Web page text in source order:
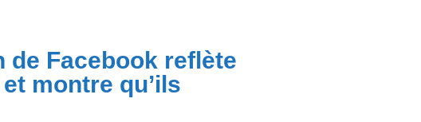
de Facebook reflète
montre qu’ils